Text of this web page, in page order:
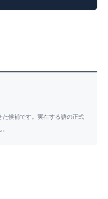
候補です。実在する語の正式